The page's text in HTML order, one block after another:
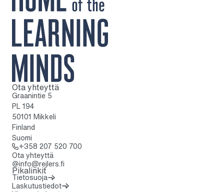
Kotisivulle
Ota yhteyttä
Graanintie 5
PL 194
50101 Mikkeli
Finland
Suomi
+358 207 520 700
Ota yhteyttä
info@rejlers.fi
Pikalinkit
Tietosuoja
Laskutustiedot